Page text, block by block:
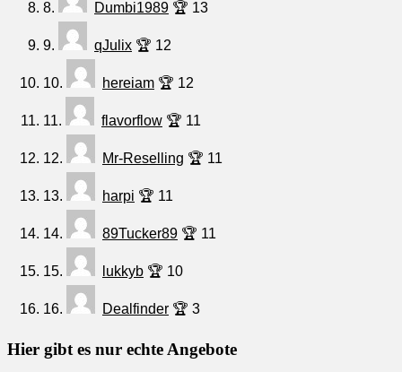
8. Dumbi1989 🏆 13
9. qJulix 🏆 12
10. hereiam 🏆 12
11. flavorflow 🏆 11
12. Mr-Reselling 🏆 11
13. harpi 🏆 11
14. 89Tucker89 🏆 11
15. lukkyb 🏆 10
16. Dealfinder 🏆 3
Hier gibt es nur echte Angebote